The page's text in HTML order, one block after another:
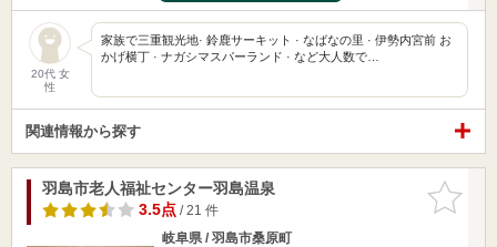
20代 女
性
家族で三重観光地· 鈴鹿サーキット · なばなの里 · 伊勢内宮前 お
かげ横丁 · ナガシマスパーランド · など大人数で…
関連情報から探す
お気に入
りに追加
羽島市老人福祉センター羽島温泉
3.5点/ 21 件
岐阜県 / 羽島市桑原町